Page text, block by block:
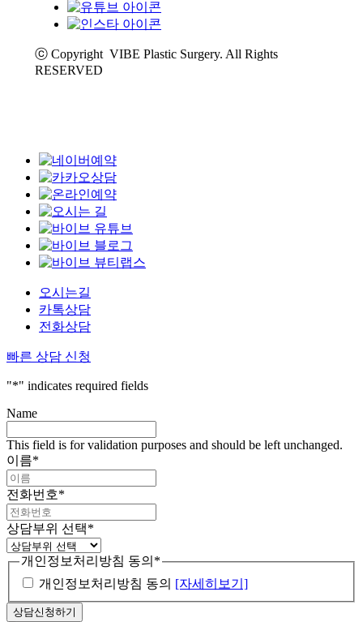
ⓒ Copyright VIBE Plastic Surgery. All Rights
RESERVED
오시는길
카톡상담
전화상담
빠른 상담 신청
"*" indicates required fields
Name
This field is for validation purposes and should be left unchanged.
이름*
전화번호*
상담부위 선택*
개인정보처리방침 동의 *
개인정보처리방침 동의 [자세히보기]